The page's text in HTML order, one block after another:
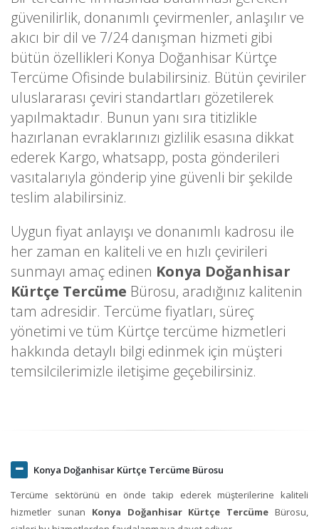
güvenilirlik, donanımlı çevirmenler, anlaşılır ve
akıcı bir dil ve 7/24 danışman hizmeti gibi
bütün özellikleri Konya Doğanhisar Kürtçe
Tercüme Ofisinde bulabilirsiniz. Bütün çeviriler
uluslararası çeviri standartları gözetilerek
yapılmaktadır. Bunun yanı sıra titizlikle
hazırlanan evraklarınızı gizlilik esasına dikkat
ederek Kargo, whatsapp, posta gönderileri
vasıtalarıyla gönderip yine güvenli bir şekilde
teslim alabilirsiniz.
Uygun fiyat anlayışı ve donanımlı kadrosu ile
her zaman en kaliteli ve en hızlı çevirileri
sunmayı amaç edinen Konya Doğanhisar
Kürtçe Tercüme Bürosu, aradığınız kalitenin
tam adresidir. Tercüme fiyatları, süreç
yönetimi ve tüm Kürtçe tercüme hizmetleri
hakkında detaylı bilgi edinmek için müşteri
temsilcilerimizle iletişime geçebilirsiniz.
Konya Doğanhisar Kürtçe Tercüme Bürosu
Tercüme sektörünü en önde takip ederek müşterilerine kaliteli
hizmetler sunan Konya Doğanhisar Kürtçe Tercüme Bürosu,